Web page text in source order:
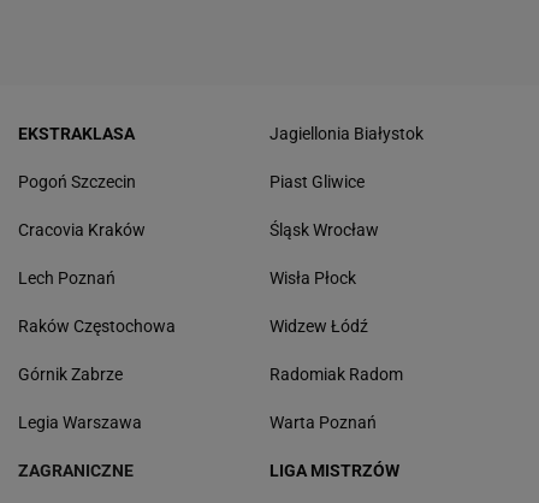
EKSTRAKLASA
Pogoń Szczecin
Cracovia Kraków
Lech Poznań
Raków Częstochowa
Górnik Zabrze
Legia Warszawa
Jagiellonia Białystok
Piast Gliwice
Śląsk Wrocław
Wisła Płock
Widzew Łódź
Radomiak Radom
Warta Poznań
ZAGRANICZNE LIGA MISTRZÓW